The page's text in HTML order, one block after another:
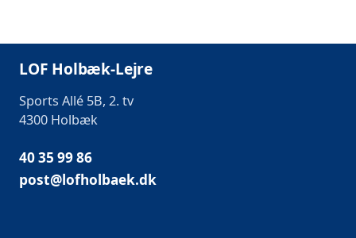
LOF Holbæk-Lejre
Sports Allé 5B, 2. tv
4300 Holbæk
40 35 99 86
post@lofholbaek.dk